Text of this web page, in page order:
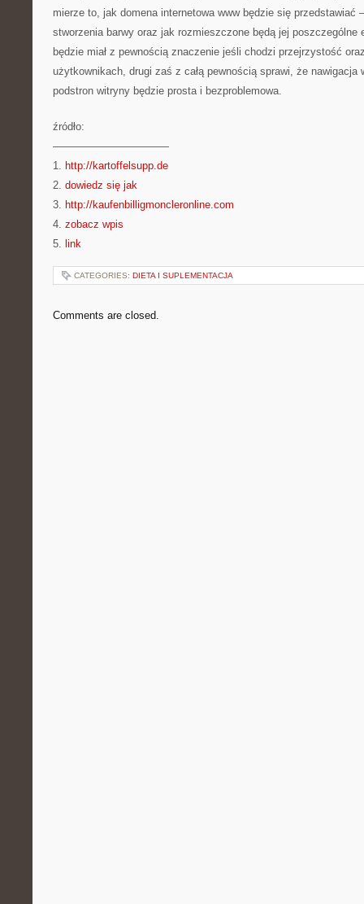
mierze to, jak domena internetowa www będzie się przedstawiać
stworzenia barwy oraz jak rozmieszczone będą jej poszczególne
będzie miał z pewnością znaczenie jeśli chodzi przejrzystość
użytkownikach, drugi zaś z całą pewnością sprawi, że nawigacja
podstron witryny będzie prosta i bezproblemowa.
źródło:
———————————
1. http://kartoffelsupp.de
2. dowiedz się jak
3. http://kaufenbilligmoncleronline.com
4. zobacz wpis
5. link
CATEGORIES: DIETA I SUPLEMENTACJA
Comments are closed.